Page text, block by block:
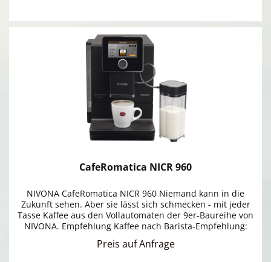
CafeRomatica NICR 960
NIVONA CafeRomatica NICR 960 Niemand kann in die
Zukunft sehen. Aber sie lässt sich schmecken - mit jeder
Tasse Kaffee aus den Vollautomaten der 9er-Baureihe von
NIVONA. Empfehlung Kaffee nach Barista-Empfehlung:
Preis auf Anfrage